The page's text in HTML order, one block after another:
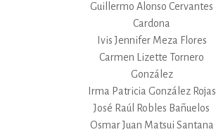
Guillermo Alonso Cervantes
Cardona
Ivis Jennifer Meza Flores
Carmen Lizette Tornero
González
Irma Patricia González Rojas
José Raúl Robles Bañuelos
Osmar Juan Matsui Santana